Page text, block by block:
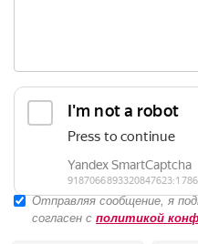
Отправляя сообщение, я
согласен с политикой